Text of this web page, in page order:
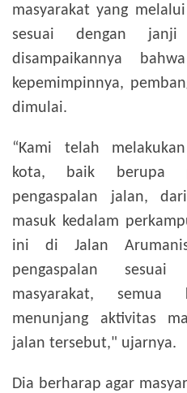
masyarakat yang
sesuai dengan
disampaikannya
kepemimpinnya,
dimulai.
“Kami telah
kota, baik berupa
pengaspalan jalan,
masuk kedalam
ini di Jalan
pengaspalan
masyarakat,
menunjang aktivitas
jalan tersebut," ujarnya.
Dia berharap agar